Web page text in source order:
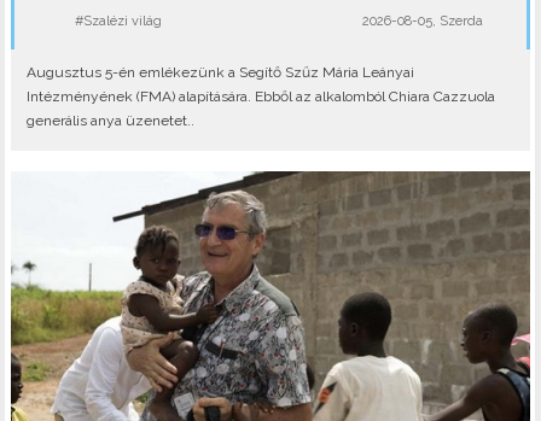
#Szalézi világ 2026-08-05, Szerda
Augusztus 5-én emlékezünk a Segítő Szűz Mária Leányai
Intézményének (FMA) alapítására. Ebből az alkalomból Chiara Cazzuola
generális anya üzenetet..